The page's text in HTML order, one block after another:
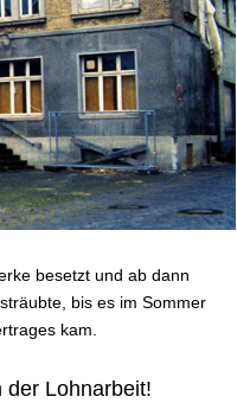
besetzt und ab dann
bis es im Sommer
kam.
der Lohnarbeit!